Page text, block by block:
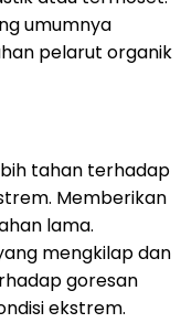
umumnya
pelarut organik
tahan terhadap
Memberikan
lama.
mengkilap dan
goresan
ekstrem.